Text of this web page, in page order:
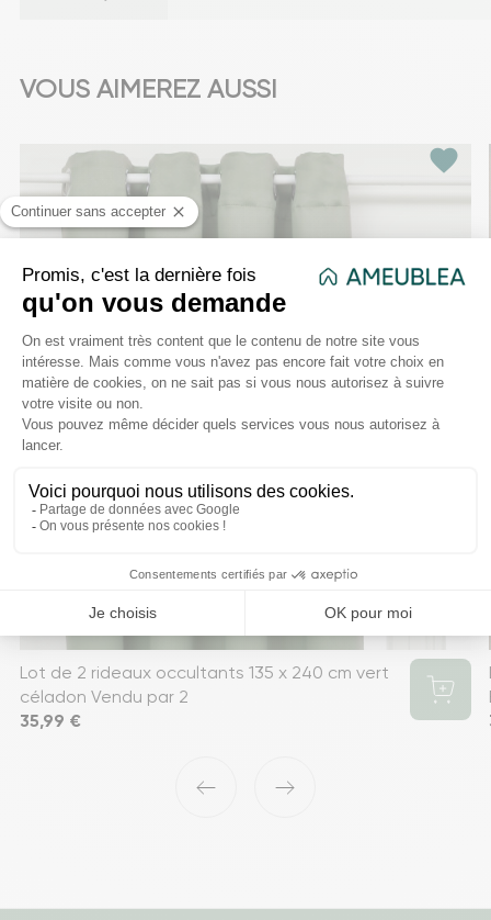
VOUS AIMEREZ AUSSI
favorite
Lot de 2 rideaux occultants 135 x 240 cm vert
céladon Vendu par 2
Prix
35,99 €
‹ ›